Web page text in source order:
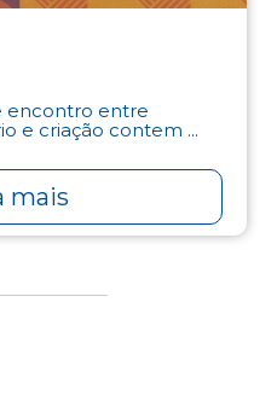
encontro entre
e criação contem ...
mais